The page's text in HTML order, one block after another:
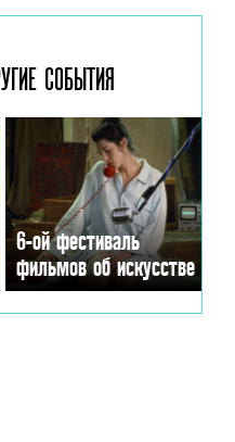
СОБЫТИЯ
6-ой фестиваль
фильмов об искусстве